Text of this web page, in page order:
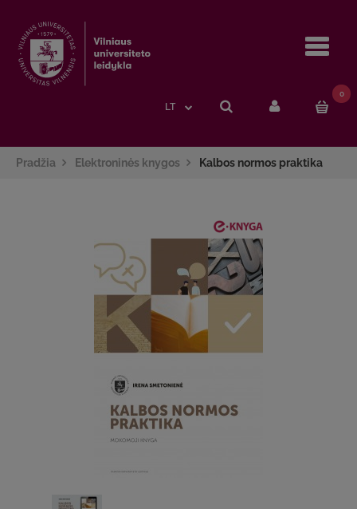
LT
0
Pradžia Elektroninės knygos Kalbos normos praktika